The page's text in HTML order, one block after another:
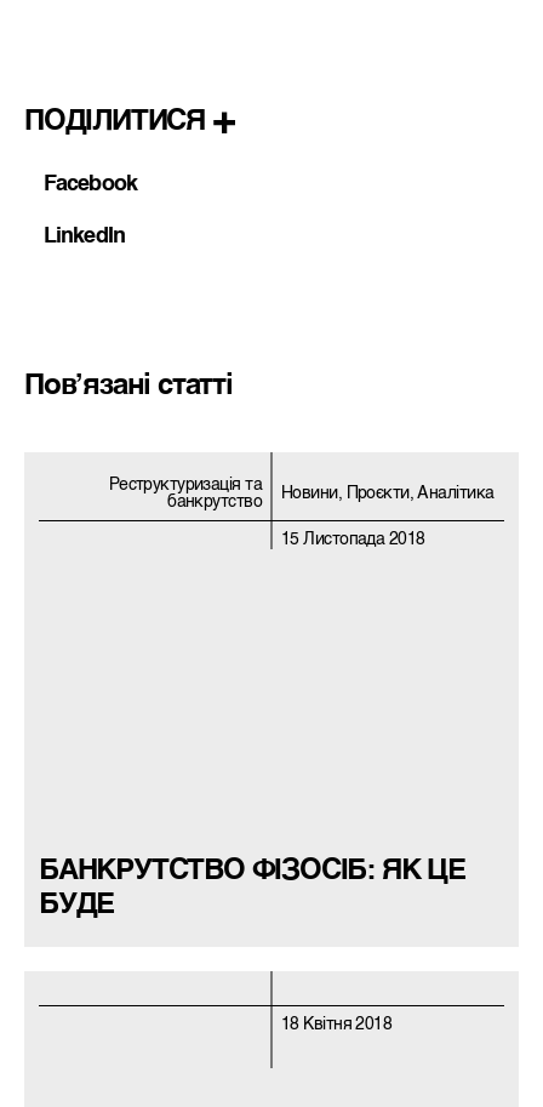
ПОДІЛИТИСЯ
Facebook
LinkedIn
Пов’язані статті
Реструктуризацiя та
банкрутство
Новини, Проєкти, Аналітика
15 Листопада 2018
БАНКРУТСТВО ФІЗОСІБ: ЯК ЦЕ
БУДЕ
18 Квітня 2018